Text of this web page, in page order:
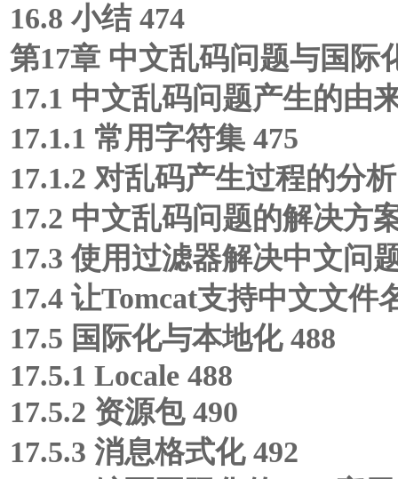
16.8 小结 474
第17章 中文乱码问题与国际
17.1 中文乱码问题产生的由
17.1.1 常用字符集 475
17.1.2 对乱码产生过程的分
17.2 中文乱码问题的解决方
17.3 使用过滤器解决中文问
17.4 让Tomcat支持中文文件
17.5 国际化与本地化 488
17.5.1 Locale 488
17.5.2 资源包 490
17.5.3 消息格式化 492